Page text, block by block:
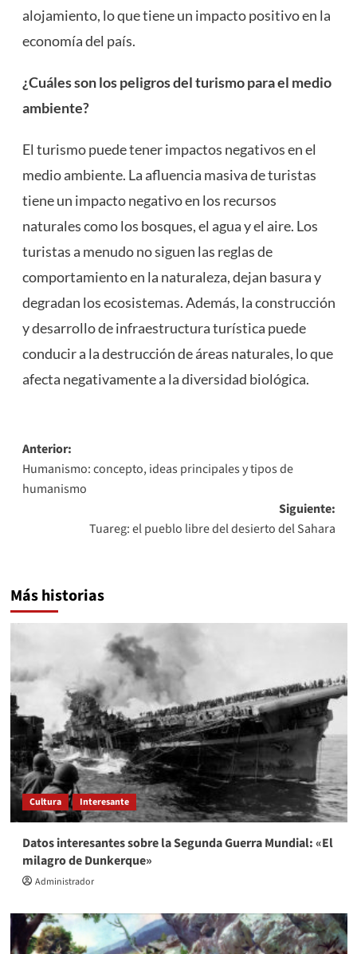
alojamiento, lo que tiene un impacto positivo en la
economía del país.
¿Cuáles son los peligros del turismo para el medio
ambiente?
El turismo puede tener impactos negativos en el
medio ambiente. La afluencia masiva de turistas
tiene un impacto negativo en los recursos
naturales como los bosques, el agua y el aire. Los
turistas a menudo no siguen las reglas de
comportamiento en la naturaleza, dejan basura y
degradan los ecosistemas. Además, la construcción
y desarrollo de infraestructura turística puede
conducir a la destrucción de áreas naturales, lo que
afecta negativamente a la diversidad biológica.
Navegación
de
entradas
Anterior:
Humanismo: concepto, ideas principales y tipos de
humanismo
Siguiente:
Tuareg: el pueblo libre del desierto del Sahara
Más historias
Cultura Interesante
Datos interesantes sobre la Segunda Guerra Mundial: «El
milagro de Dunkerque»
Administrador